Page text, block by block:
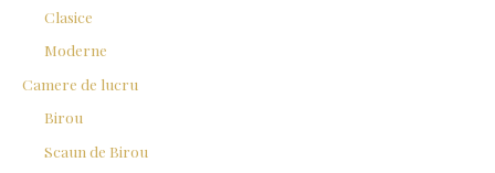
Clasice
Moderne
Camere de lucru
Birou
Scaun de Birou